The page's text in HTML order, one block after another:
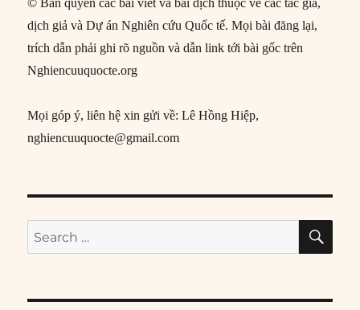
© Bản quyền các bài viết và bài dịch thuộc về các tác giả,
dịch giả và Dự án Nghiên cứu Quốc tế. Mọi bài đăng lại,
trích dẫn phải ghi rõ nguồn và dẫn link tới bài gốc trên
Nghiencuuquocte.org
Mọi góp ý, liên hệ xin gửi về: Lê Hồng Hiệp,
nghiencuuquocte@gmail.com
Search
for: